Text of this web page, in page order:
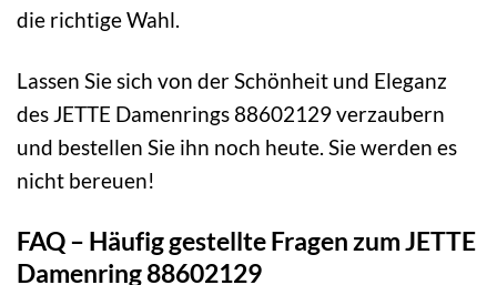
die richtige Wahl.
Lassen Sie sich von der Schönheit und Eleganz
des JETTE Damenrings 88602129 verzaubern
und bestellen Sie ihn noch heute. Sie werden es
nicht bereuen!
FAQ – Häufig gestellte Fragen zum JETTE
Damenring 88602129